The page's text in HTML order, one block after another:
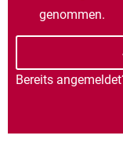
genommen.
Bereits